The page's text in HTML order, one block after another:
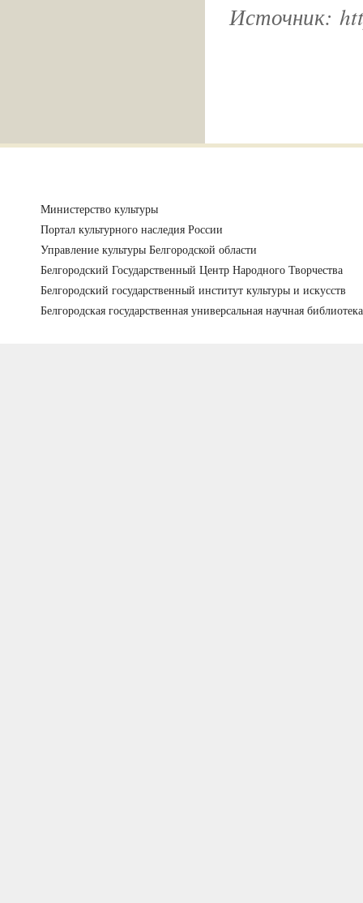
Источник:
Министерство культуры
Портал культурного наследия России
Управление культуры Белгородской области
Белгородский Государственный Центр Народного Творчества
Белгородский государственный институт культуры и искусств
Белгородская государственная универсальная научная библиотека